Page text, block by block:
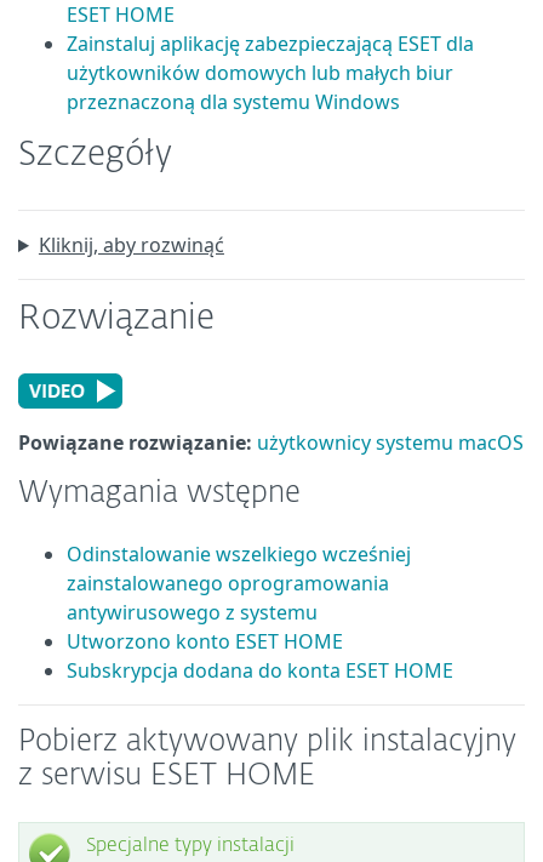
ESET HOME
Zainstaluj aplikację zabezpieczającą ESET dla
użytkowników domowych lub małych biur
przeznaczoną dla systemu Windows
Szczegóły
Kliknij, aby rozwinąć
Rozwiązanie
Powiązane rozwiązanie: użytkownicy systemu macOS
Wymagania wstępne
Odinstalowanie wszelkiego wcześniej
zainstalowanego oprogramowania
antywirusowego z systemu
Utworzono konto ESET HOME
Subskrypcja dodana do konta ESET HOME
Pobierz aktywowany plik instalacyjny
z serwisu ESET HOME
Specjalne typy instalacji